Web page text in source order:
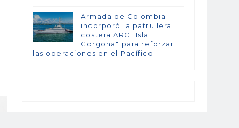
Armada de Colombia
incorporó la patrullera
costera ARC "Isla
Gorgona" para reforzar
las operaciones en el Pacífico